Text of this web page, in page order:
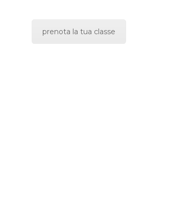
prenota la tua classe